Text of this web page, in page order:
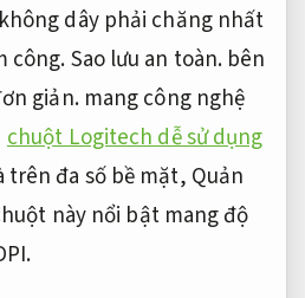
dây phải chăng nhất
công.Sao lưu an toàn. bên
giản.mang công nghệ
chuột Logitech dễ sử dụng
trên đa số bề mặt, Quản
này nổi bật mang độ